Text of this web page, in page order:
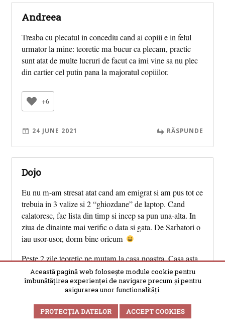
Andreea
Treaba cu plecatul in concediu cand ai copiii e in felul
urmator la mine: teoretic ma bucur ca plecam, practic
sunt atat de multe lucruri de facut ca imi vine sa nu plec
din cartier cel putin pana la majoratul copiiilor.
+6
24 JUNE 2021 RĂSPUNDE
Dojo
Eu nu m-am stresat atat cand am emigrat si am pus tot ce
trebuia in 3 valize si 2 “ghiozdane” de laptop. Cand
calatoresc, fac lista din timp si incep sa pun una-alta. In
ziua de dinainte mai verific o data si gata. De Sarbatori o
iau usor-usor, dorm bine oricum
Peste 2 zile teoretic ne mutam la casa noastra. Casa asta
e inca in haos, dar in 2-3 ore max. umplem masina cu ce
mai trebuie si ne descurcam.
Zen va doresc si voua
Această pagină web folosește module cookie pentru
îmbunătățirea experienței de navigare precum și pentru
asigurarea unor functionalități.
PROTECȚIA DATELOR ACCEPT COOKIES